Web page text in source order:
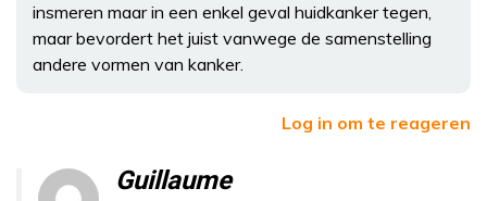
insmeren maar in een enkel geval huidkanker tegen,
maar bevordert het juist vanwege de samenstelling
andere vormen van kanker.
Log in om te reageren
Guillaume